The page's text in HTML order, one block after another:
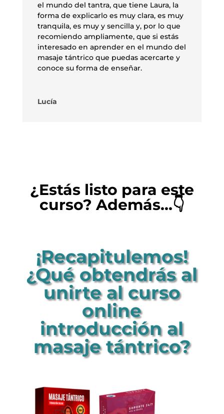
el mundo del tantra, que tiene Laura, la
forma de explicarlo es muy clara, es muy
tranquila, es muy y sencilla y, por lo que
recomiendo ampliamente, que si estás
interesado en aprender en el mundo del
masaje tántrico que puedas acercarte y
conoce su forma de enseñar.
Lucía
¿Estás listo para este
curso? Además…👇
¡Recapitulemos!
¿Qué obtendrás al
unirte al curso
online
introducción al
masaje tántrico?